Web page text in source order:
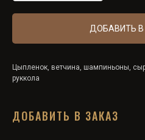
ДОБАВИТЬ В
Цыпленок, ветчина, шампиньоны,
руккола
ДОБАВИТЬ В ЗАКАЗ